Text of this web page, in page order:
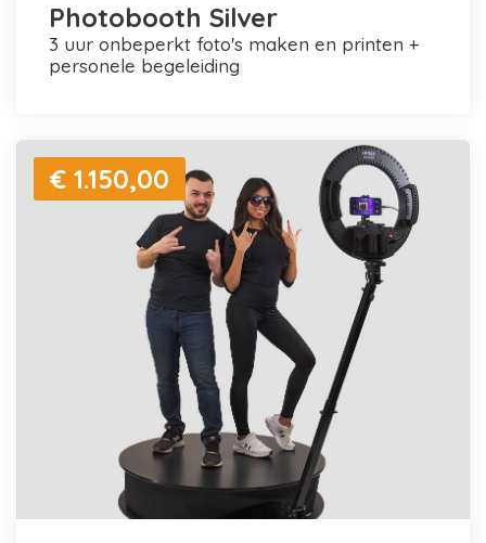
Photobooth Silver
3 uur onbeperkt foto's maken en printen +
personele begeleiding
€ 1.150,00